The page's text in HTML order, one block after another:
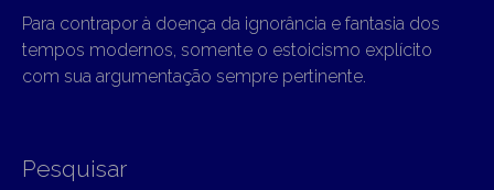
Para contrapor à doença da ignorância e fantasia dos
tempos modernos, somente o estoicismo explícito
com sua argumentação sempre pertinente.
Pesquisar